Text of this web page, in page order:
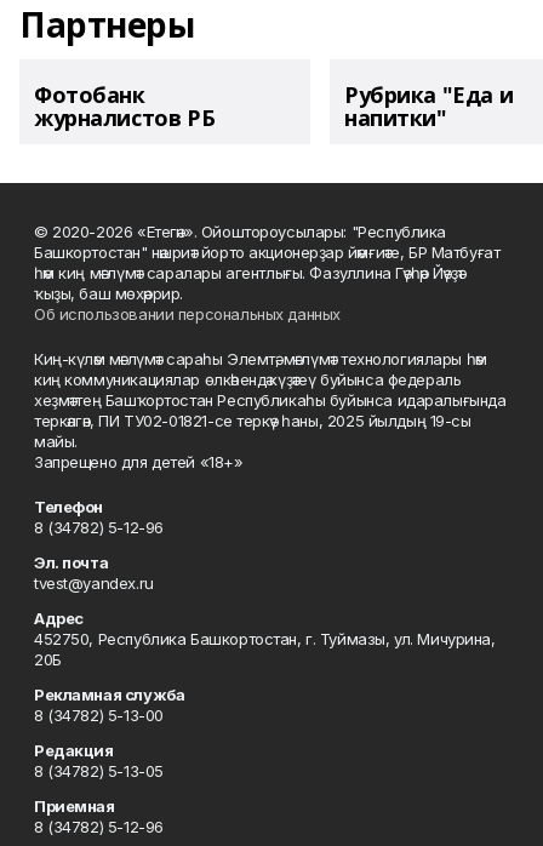
Партнеры
Фотобанк
журналистов РБ
Рубрика "Еда и
напитки"
© 2020-2026 «Етегән». Ойоштороусылары: "Республика
Башкортостан" нәшриәт йорто акционерҙар йәмғиәте, БР Матбуғат
һәм киң мәғлүмәт саралары агентлығы. Фазуллина Гәүһәр Йәүҙәт
ҡыҙы, баш мөхәррир.
Об использовании персональных данных
Киң-күләм мәғлүмәт сараһы Элемтә, мәғлүмәт технологиялары һәм
киң коммуникациялар өлкәһендә күҙәтеү буйынса федераль
хеҙмәттең Башҡортостан Республикаһы буйынса идаралығында
теркәлгән, ПИ ТУ02-01821-се теркәү һаны, 2025 йылдың 19-сы
майы.
Запрещено для детей «18+»
Телефон
8 (34782) 5-12-96
Эл. почта
tvest@yandex.ru
Адрес
452750, Республика Башкортостан, г. Туймазы, ул. Мичурина,
20Б
Рекламная служба
8 (34782) 5-13-00
Редакция
8 (34782) 5-13-05
Приемная
8 (34782) 5-12-96